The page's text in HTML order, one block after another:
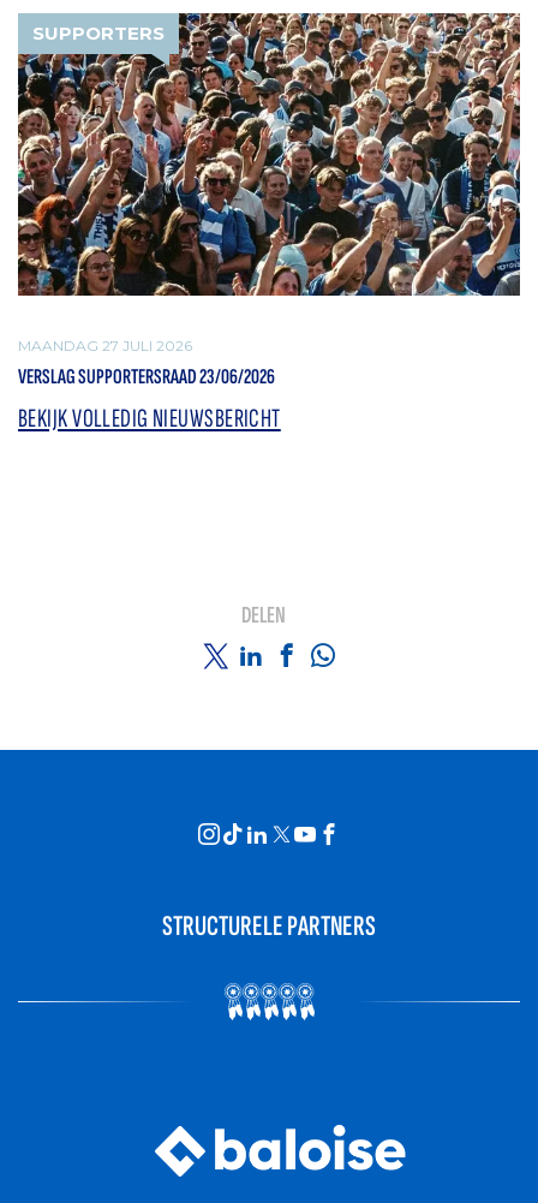
SUPPORTERS
MAANDAG 27 JULI 2026
VERSLAG SUPPORTERSRAAD 23/06/2026
BEKIJK VOLLEDIG NIEUWSBERICHT
DELEN
STRUCTURELE PARTNERS